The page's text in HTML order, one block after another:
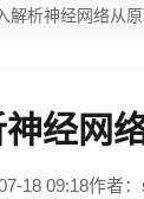
解析神经网络从
经网
18 09:18作者